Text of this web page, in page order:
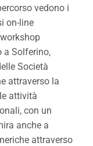
vedono i
on-line
a Solferino,
Società
attraverso la
attività
con un
anche a
attraverso